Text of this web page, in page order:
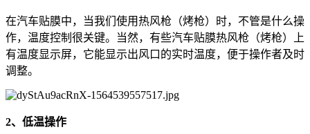
在汽车贴膜中，当我们使用热风枪（烤枪）时，不管是什么操
作，温度控制很关键。当然，有些汽车贴膜热风枪（烤枪）上
有温度显示屏，它能显示出风口的实时温度，便于操作者及时
调整。
2、低温操作